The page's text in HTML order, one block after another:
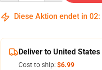
Diese Aktion endet in 02:
Deliver to United States
Cost to ship:$6.99